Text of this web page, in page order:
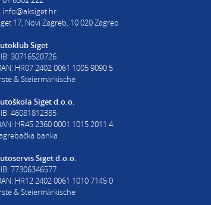
info@aksiget.hr
17, Novi Zagreb, 10 020 Zagreb
Siget
30716520726
HR07 2402 0061 1005 9090 5
& Steiermärkische
Siget d.o.o.
46081812385
HR45 2360 0001 1015 2011 4
banka
Siget d.o.o.
77306346577
HR12 2402 0061 1010 7145 0
& Steiermärkische